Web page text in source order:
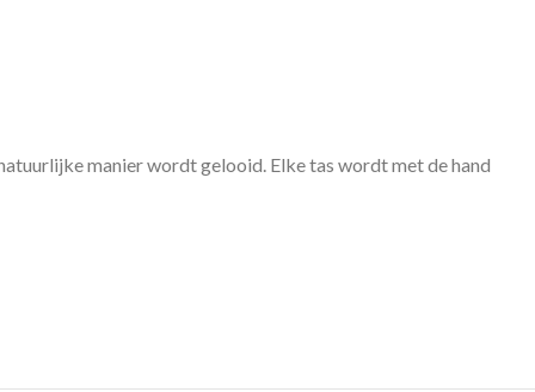
manier wordt gelooid. Elke tas wordt met de hand